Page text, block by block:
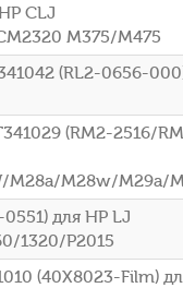
CLJ
M375/M475
(RL2-0656-
(RM2-2516/
M28a/M28w/M29a/
для HP LJ
1320/P2015
(40X8023-Film)